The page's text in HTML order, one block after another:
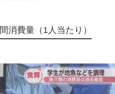
消費量（1人当たり）